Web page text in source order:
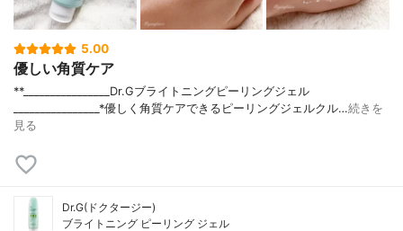
5.00
優しい角質ケア
**________________⁡Dr.G⁡ブライトニングピーリングジェル
⁡________________⁡⁡⁡*優しく角質ケアできるピーリングジェルクル…続きを
見る
Dr.G(ドクタージー)
ブライトニング ピーリング ジェル